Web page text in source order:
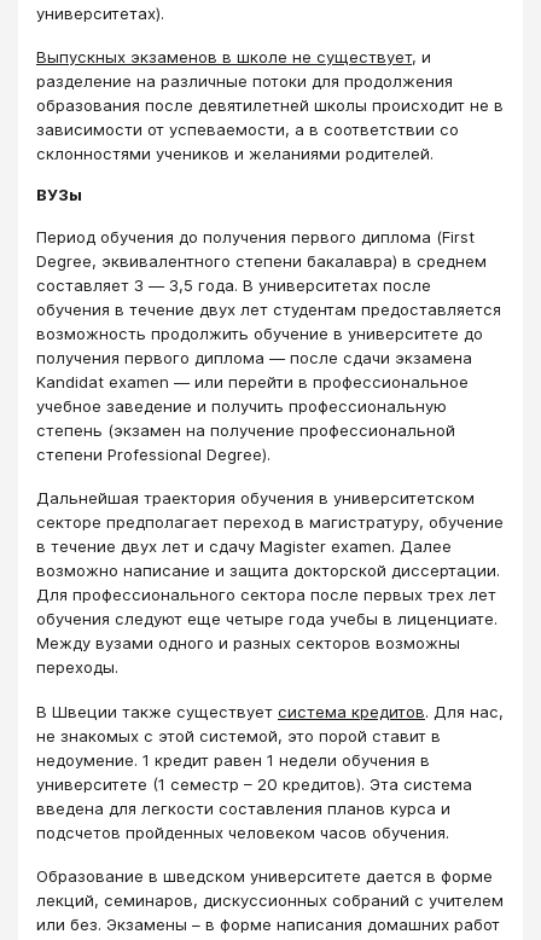
университетах).
Выпускных экзаменов в школе не существует, и
разделение на различные потоки для продолжения
образования после девятилетней школы происходит не в
зависимости от успеваемости, а в соответствии со
склонностями учеников и желаниями родителей.
ВУЗы
Период обучения до получения первого диплома (First
Degree, эквивалентного степени бакалавра) в среднем
составляет 3 ― 3,5 года. В университетах после
обучения в течение двух лет студентам предоставляется
возможность продолжить обучение в университете до
получения первого диплома ― после сдачи экзамена
Kandidat examen ― или перейти в профессиональное
учебное заведение и получить профессиональную
степень (экзамен на получение профессиональной
степени Professional Degree).
Дальнейшая траектория обучения в университетском
секторе предполагает переход в магистратуру, обучение
в течение двух лет и сдачу Magister examen. Далее
возможно написание и защита докторской диссертации.
Для профессионального сектора после первых трех лет
обучения следуют еще четыре года учебы в лиценциате.
Между вузами одного и разных секторов возможны
переходы.
В Швеции также существует система кредитов. Для нас,
не знакомых с этой системой, это порой ставит в
недоумение. 1 кредит равен 1 недели обучения в
университете (1 семестр – 20 кредитов). Эта система
введена для легкости составления планов курса и
подсчетов пройденных человеком часов обучения.
Образование в шведском университете дается в форме
лекций, семинаров, дискуссионных собраний с учителем
или без. Экзамены – в форме написания домашних работ